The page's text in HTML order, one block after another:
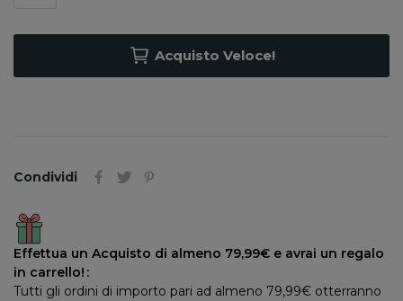
Acquisto Veloce!
Condividi
Effettua un Acquisto di almeno 79,99€ e avrai un regalo
in carrello!
Tutti gli ordini di importo pari ad almeno 79,99€ otterranno